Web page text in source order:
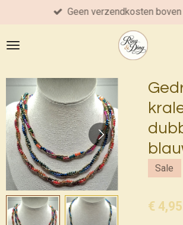
naar
Geen verzendkosten
Sale
€ 4,95